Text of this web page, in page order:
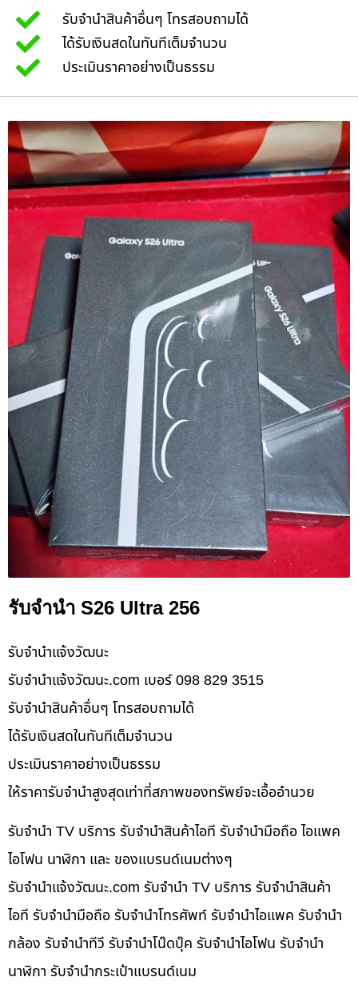
รับจำนำสินค้าอื่นๆ โทรสอบถามได้
ได้รับเงินสดในทันทีเต็มจำนวน
ประเมินราคาอย่างเป็นธรรม
รับจำนำ S26 Ultra 256
รับจํานําแจ้งวัฒนะ
รับจํานําแจ้งวัฒนะ.com เบอร์ 098 829 3515
รับจำนำสินค้าอื่นๆ โทรสอบถามได้
ได้รับเงินสดในทันทีเต็มจำนวน
ประเมินราคาอย่างเป็นธรรม
ให้ราคารับจำนำสูงสุดเท่าที่สภาพของทรัพย์จะเอื้ออำนวย
รับจำนำ TV บริการ รับจำนำสินค้าไอที รับจำนำมือถือ ไอแพค
ไอโฟน นาฬิกา และ ของแบรนด์เนมต่างๆ
รับจํานําแจ้งวัฒนะ.com รับจำนำ TV บริการ รับจำนำสินค้า
ไอที รับจำนำมือถือ รับจำนำโทรศัพท์ รับจำนำไอแพค รับจำนำ
กล้อง รับจำนำทีวี รับจำนำโน๊ดบุ๊ค รับจำนำไอโฟน รับจำนำ
นาฬิกา รับจำนำกระเป๋าแบรนด์เนม